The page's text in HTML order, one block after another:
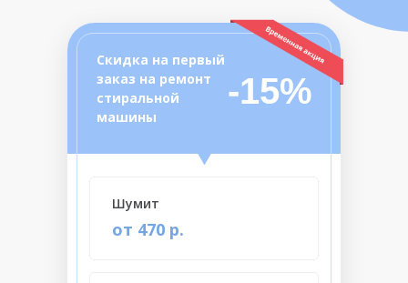
Скидка на первый
заказ на ремонт
стиральной
машины
-15%
от 470 р.
Шумит